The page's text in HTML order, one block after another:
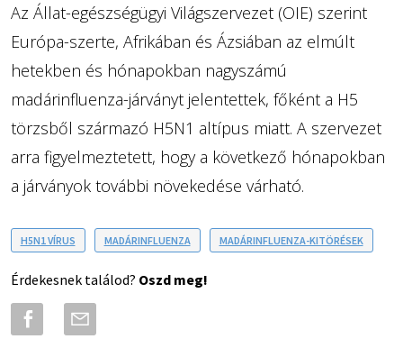
Az Állat-egészségügyi Világszervezet (OIE) szerint
Európa-szerte, Afrikában és Ázsiában az elmúlt
hetekben és hónapokban nagyszámú
madárinfluenza-járványt jelentettek, főként a H5
törzsből származó H5N1 altípus miatt. A szervezet
arra figyelmeztetett, hogy a következő hónapokban
a járványok további növekedése várható.
H5N1 VÍRUS MADÁRINFLUENZA MADÁRINFLUENZA-KITÖRÉSEK
Érdekesnek találod? Oszd meg!